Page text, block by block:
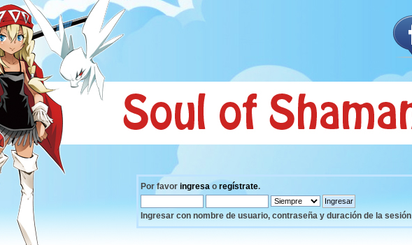
Por favor ingresa o regístrate.
Ingresar con nombre de usuario, contraseña y duración de la sesión